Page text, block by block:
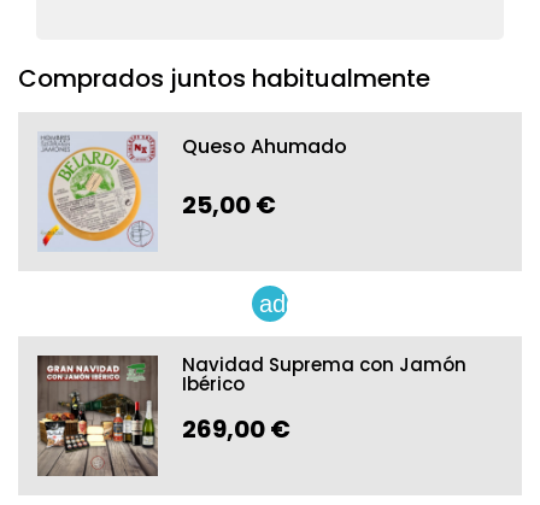
Comprados juntos habitualmente
Queso Ahumado
25,00 €
add
Navidad Suprema con Jamón
Ibérico
269,00 €